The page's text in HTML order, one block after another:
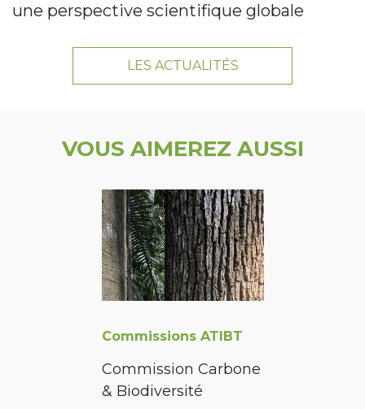
une perspective scientifique globale
LES ACTUALITÉS
VOUS AIMEREZ AUSSI
Commissions ATIBT
Commission Carbone
& Biodiversité